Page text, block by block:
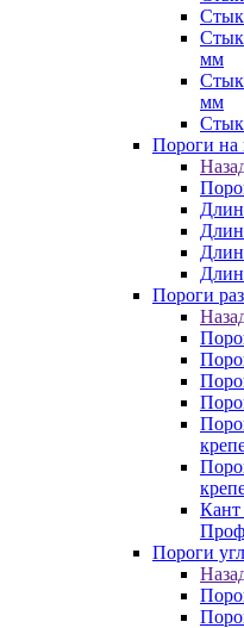
мм
мм
Пороги на
Пороги
Кант
Пороги